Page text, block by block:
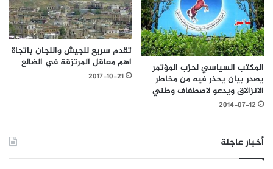
المكتب السياسي لحزب المؤتمر
يصدر بيان يحذر فيه من مخاطر
الانزالاق ويدعو لاصطفاف وطني
2014-07-12
تقدم سريع للجيش واللجان باتجاة
اهم معاقل المرتزقة في الضالع
2017-10-21
أخبار عاجلة